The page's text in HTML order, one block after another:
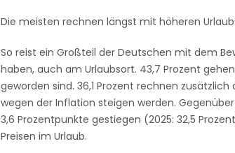
Die meisten rechnen längst mit höheren
So reist ein Großteil der Deutschen mit dem
haben, auch am Urlaubsort. 43,7 Prozent
geworden sind. 36,1 Prozent rechnen
wegen der Inflation steigen werden.
3,6 Prozentpunkte gestiegen (2025: 32,5
Preisen im Urlaub.